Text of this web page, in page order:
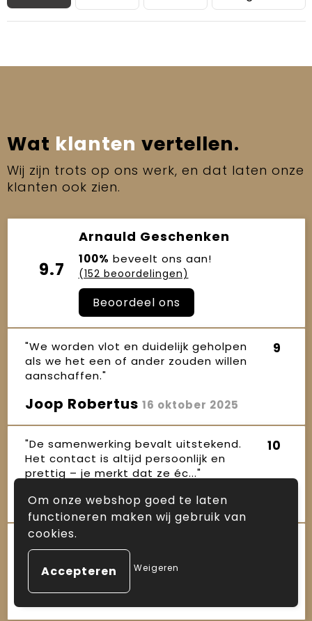
Wat klanten vertellen.
Wij zijn trots op ons werk, en dat laten onze
klanten ook zien.
9.7
Arnauld Geschenken
100% beveelt ons aan!
(152 beoordelingen)
Beoordeel ons
"We worden vlot en duidelijk geholpen
als we het een of ander zouden willen
aanschaffen."
9
Joop Robertus 16 oktober 2025
"De samenwerking bevalt uitstekend.
Het contact is altijd persoonlijk en
prettig – je merkt dat ze éc..."
10
Janet16 oktober 2025
"Sinds enkele jaren maken wij gebruik
van de diensten van Arnauld, zowel
voor kerstpakketten als ande..."
Ineke
Om onze webshop goed te laten
functioneren maken wij gebruik van
cookies.
Weigeren